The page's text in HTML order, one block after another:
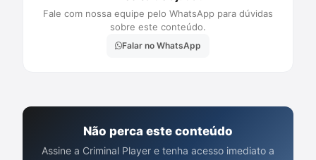
Fale com nossa equipe pelo WhatsApp para dúvidas
sobre este conteúdo.
Falar no WhatsApp
Não perca este conteúdo
Assine a Criminal Player e tenha acesso imediato a